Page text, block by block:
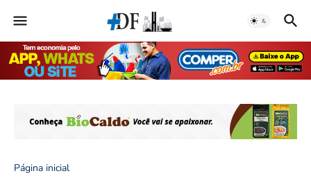
Página inicial